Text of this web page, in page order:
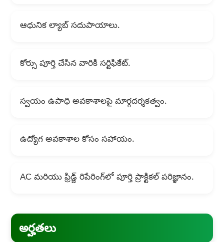
ఆధునిక ల్యాబ్ సదుపాయాలు.
కోర్సు పూర్తి చేసిన వారికి సర్టిఫికేట్.
స్వయం ఉపాధి అవకాశాలపై మార్గదర్శకత్వం.
ఉద్యోగ అవకాశాల కోసం సహాయం.
AC మరియు ఫ్రిడ్జ్ రిపేరింగ్‌లో పూర్తి ప్రాక్టికల్ పరిజ్ఞానం.
అర్హతలు